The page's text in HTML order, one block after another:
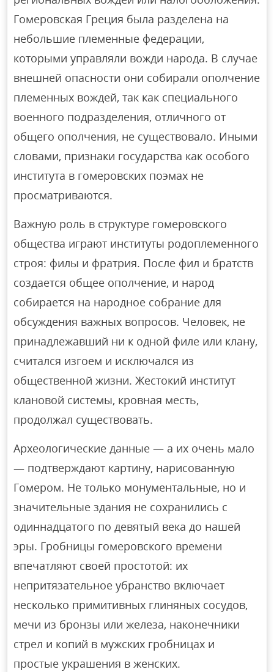
Гомеровская Греция была разделена на
небольшие племенные федерации,
которыми управляли вожди народа. В случае
внешней опасности они собирали ополчение
племенных вождей, так как специального
военного подразделения, отличного от
общего ополчения, не существовало. Иными
словами, признаки государства как особого
института в гомеровских поэмах не
просматриваются.
Важную роль в структуре гомеровского
общества играют институты родоплеменного
строя: филы и фратрия. После фил и братств
создается общее ополчение, и народ
собирается на народное собрание для
обсуждения важных вопросов. Человек, не
принадлежавший ни к одной филе или клану,
считался изгоем и исключался из
общественной жизни. Жестокий институт
клановой системы, кровная месть,
продолжал существовать.
Археологические данные — а их очень мало
— подтверждают картину, нарисованную
Гомером. Не только монументальные, но и
значительные здания не сохранились с
одиннадцатого по девятый века до нашей
эры. Гробницы гомеровского времени
впечатляют своей простотой: их
непритязательное убранство включает
несколько примитивных глиняных сосудов,
мечи из бронзы или железа, наконечники
стрел и копий в мужских гробницах и
простые украшения в женских.